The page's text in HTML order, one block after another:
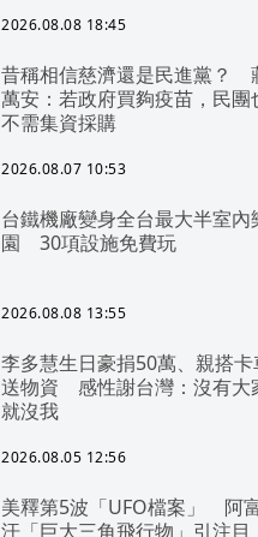
2026.08.08 18:45
昔稱相信慈濟還是民進黨？
萬安：若政府買夠疫苗，民團
不需集資採購
2026.08.07 10:53
台鐵機廠變身全台最大半室內
園 30項設施免費玩
2026.08.08 13:55
李多慧生日豪捐50萬、親搭卡
送物資 感性謝台灣：沒有大
就沒我
2026.08.05 12:56
美釋第5波「UFO檔案」 阿
汗「巨大三角飛行物」引注目